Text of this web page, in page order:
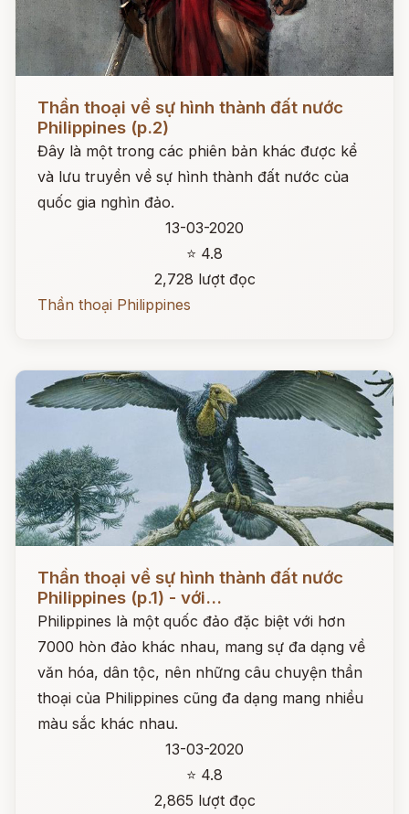
Đọc ngay
Thần thoại về sự hình thành đất nước
Philippines (p.2)
Đây là một trong các phiên bản khác được kể
và lưu truyền về sự hình thành đất nước của
quốc gia nghìn đảo.
13-03-2020
⭐ 4.8
2,728 lượt đọc
Thần thoại Philippines
Đọc ngay
Thần thoại về sự hình thành đất nước
Philippines (p.1) - với...
Philippines là một quốc đảo đặc biệt với hơn
7000 hòn đảo khác nhau, mang sự đa dạng về
văn hóa, dân tộc, nên những câu chuyện thần
thoại của Philippines cũng đa dạng mang nhiều
màu sắc khác nhau.
13-03-2020
⭐ 4.8
2,865 lượt đọc